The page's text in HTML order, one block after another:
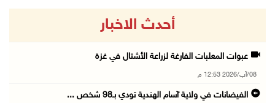
أحدث الاخبار
عبوات المعلبات الفارغة لزراعة الأشتال في غزة
08/آب/2026 12:53 م
الفيضانات في ولاية آسام الهندية تودي بـ98 شخص ...